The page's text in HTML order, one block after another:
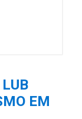
EM